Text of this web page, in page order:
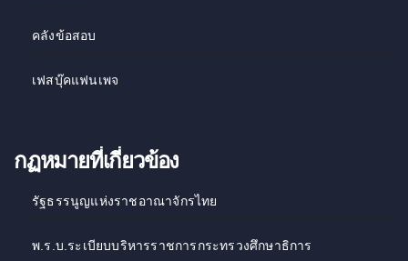
คลังข้อสอบ
เฟสบุ๊คแฟนเพจ
กฏหมายที่เกี่ยวข้อง
รัฐธรรนูญแห่งราชอาณาจักรไทย
พ.ร.บ.ระเบียบบริหารราชการกระทรวงศึกษาธิการ